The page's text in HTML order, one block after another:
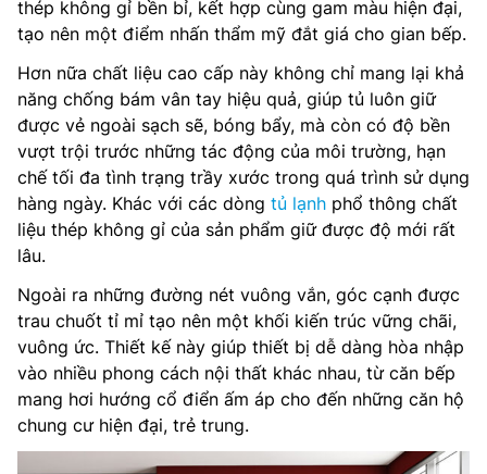
thép không gỉ bền bỉ, kết hợp cùng gam màu hiện đại,
tạo nên một điểm nhấn thẩm mỹ đắt giá cho gian bếp.
Hơn nữa chất liệu cao cấp này không chỉ mang lại khả
năng chống bám vân tay hiệu quả, giúp tủ luôn giữ
được vẻ ngoài sạch sẽ, bóng bẩy, mà còn có độ bền
vượt trội trước những tác động của môi trường, hạn
chế tối đa tình trạng trầy xước trong quá trình sử dụng
hàng ngày. Khác với các dòng tủ lạnh phổ thông chất
liệu thép không gỉ của sản phẩm giữ được độ mới rất
lâu.
Ngoài ra những đường nét vuông vắn, góc cạnh được
trau chuốt tỉ mỉ tạo nên một khối kiến trúc vững chãi,
vuông ức. Thiết kế này giúp thiết bị dễ dàng hòa nhập
vào nhiều phong cách nội thất khác nhau, từ căn bếp
mang hơi hướng cổ điển ấm áp cho đến những căn hộ
chung cư hiện đại, trẻ trung.